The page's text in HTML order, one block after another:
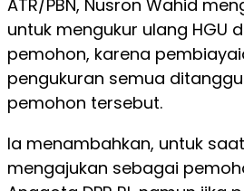
ATR/PBN, Nusron Wahid
untuk mengukur ulang HGU
pemohon, karena
pengukuran semua
pemohon tersebut.
Ia menambahkan, untuk
mengajukan sebagai